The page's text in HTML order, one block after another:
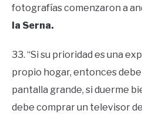
fotografías comenzaron a
la Serna.
33. “Si su prioridad es una
propio hogar, entonces
pantalla grande, si duerme
debe comprar un televisor